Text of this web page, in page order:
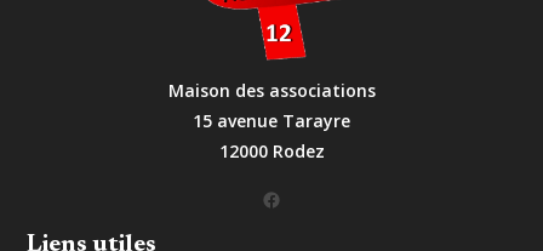
Maison des associations
15 avenue Tarayre
12000 Rodez
Facebook
Liens utiles